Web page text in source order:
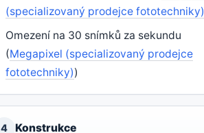
(specializovaný prodejce fototechniky)
Omezení na 30 snímků za sekundu
(Megapixel (specializovaný prodejce
fototechniky))
4 Konstrukce